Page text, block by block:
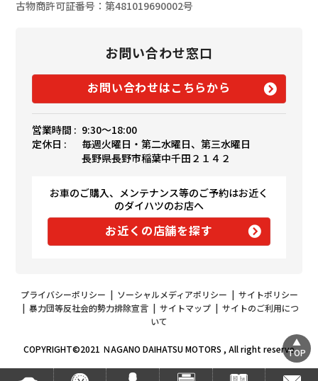
古物商許可証番号：第481019690002号
お問い合わせ窓口
お問い合わせはこちらから
営業時間 : 9:30〜18:00
定休日 :
毎週火曜日・第二水曜日、第三水曜日
長野県長野市稲葉中千田２１４２
お車のご購入、メンテナンス等のご予約はお近く
のダイハツのお店へ
お近くの店舗を探す
プライバシーポリシー | ソーシャルメディアポリシー | サイトポリシー
| 暴力団等反社会的勢力排除宣言| サイトマップ| サイトのご利用につ
いて
COPYRIGHT©2021 ＮAGANO DAIHATSU MOTORS , All right reserveTOP